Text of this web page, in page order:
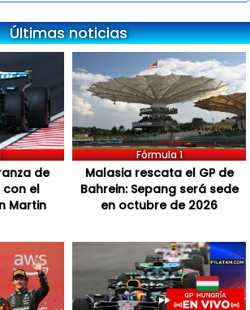
Últimas noticias
de
con el
Martin
Fórmula 1
Malasia rescata el GP de
Bahrein: Sepang será sede
en octubre de 2026